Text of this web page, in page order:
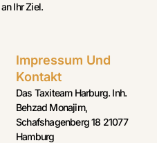
Ihr Ziel.
Impressum Und
Kontakt
Das Taxiteam Harburg. Inh.
Behzad Monajim,
Schafshagenberg 18 21077
Hamburg